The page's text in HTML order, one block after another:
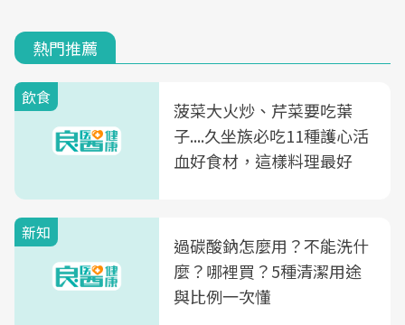
熱門推薦
飲食
菠菜大火炒、芹菜要吃葉
子....久坐族必吃11種護心活
血好食材，這樣料理最好
新知
過碳酸鈉怎麼用？不能洗什
麼？哪裡買？5種清潔用途
與比例一次懂